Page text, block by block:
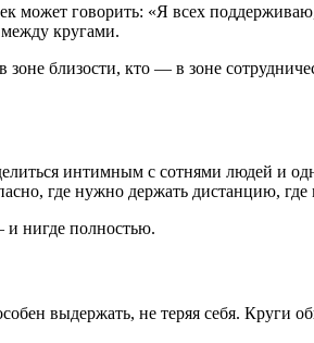
может говорить: «Я всех
кругами.
близости, кто — в зоне
интимным с сотнями людей и
где нужно держать дистанцию,
и нигде полностью.
выдержать, не теряя себя. Круги